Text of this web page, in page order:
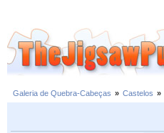
Galeria de Quebra-Cabeças » Castelos »